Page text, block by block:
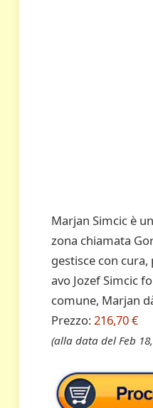
Marjan Simcic è
zona chiamata
gestisce con
avo Jozef Simcic
comune, Marjan
Prezzo:216,70 €
(alla data del Feb